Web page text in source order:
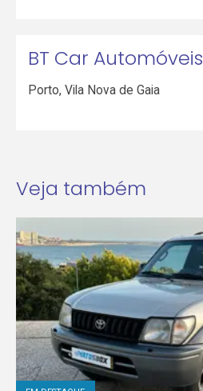
BT Car Automóveis
Porto,Vila Nova de Gaia
Veja também